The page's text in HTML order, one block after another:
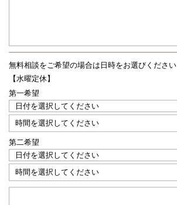
無料相談をご希望の場合は 日時をお選びください
【水曜定休】
第一希望
第二希望